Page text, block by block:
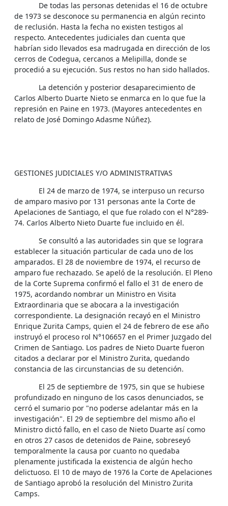
De todas las personas detenidas el 16 de octubre
de 1973 se desconoce su permanencia en algún recinto
de reclusión. Hasta la fecha no existen testigos al
respecto. Antecedentes judiciales dan cuenta que
habrían sido llevados esa madrugada en dirección de los
cerros de Codegua, cercanos a Melipilla, donde se
procedió a su ejecución. Sus restos no han sido hallados.
La detención y posterior desaparecimiento de
Carlos Alberto Duarte Nieto se enmarca en lo que fue la
represión en Paine en 1973. (Mayores antecedentes en
relato de José Domingo Adasme Núñez).
GESTIONES JUDICIALES Y/O ADMINISTRATIVAS
El 24 de marzo de 1974, se interpuso un recurso
de amparo masivo por 131 personas ante la Corte de
Apelaciones de Santiago, el que fue rolado con el N°289-
74. Carlos Alberto Nieto Duarte fue incluido en él.
Se consultó a las autoridades sin que se lograra
establecer la situación particular de cada uno de los
amparados. El 28 de noviembre de 1974, el recurso de
amparo fue rechazado. Se apeló de la resolución. El Pleno
de la Corte Suprema confirmó el fallo el 31 de enero de
1975, acordando nombrar un Ministro en Visita
Extraordinaria que se abocara a la investigación
correspondiente. La designación recayó en el Ministro
Enrique Zurita Camps, quien el 24 de febrero de ese año
instruyó el proceso rol N°106657 en el Primer Juzgado del
Crimen de Santiago. Los padres de Nieto Duarte fueron
citados a declarar por el Ministro Zurita, quedando
constancia de las circunstancias de su detención.
El 25 de septiembre de 1975, sin que se hubiese
profundizado en ninguno de los casos denunciados, se
cerró el sumario por "no poderse adelantar más en la
investigación". El 29 de septiembre del mismo año el
Ministro dictó fallo, en el caso de Nieto Duarte así como
en otros 27 casos de detenidos de Paine, sobreseyó
temporalmente la causa por cuanto no quedaba
plenamente justificada la existencia de algún hecho
delictuoso. El 10 de mayo de 1976 la Corte de Apelaciones
de Santiago aprobó la resolución del Ministro Zurita
Camps.